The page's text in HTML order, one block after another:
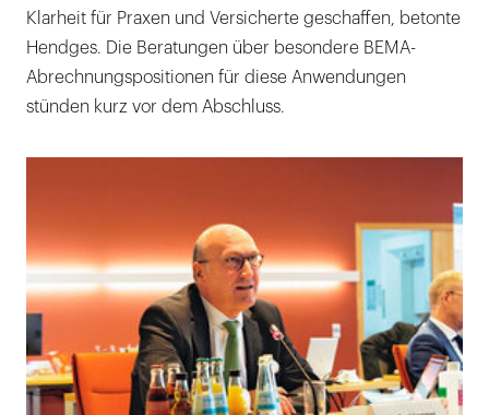
Klarheit für Praxen und Versicherte geschaffen, betonte
Hendges. Die Beratungen über besondere BEMA-
Abrechnungspositionen für diese Anwendungen
stünden kurz vor dem Abschluss.